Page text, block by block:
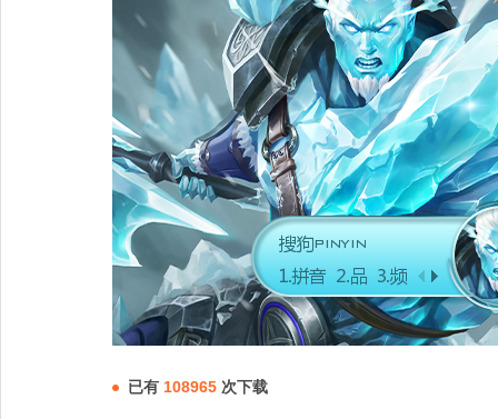
已有 108965 次下载